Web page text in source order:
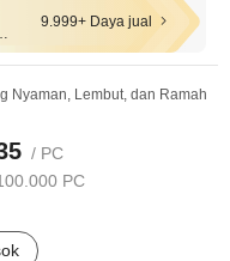
Tangga & Sanitasi
9.999+ Daya jual
Nyaman, Lembut, dan Ramah
/ PC
PC